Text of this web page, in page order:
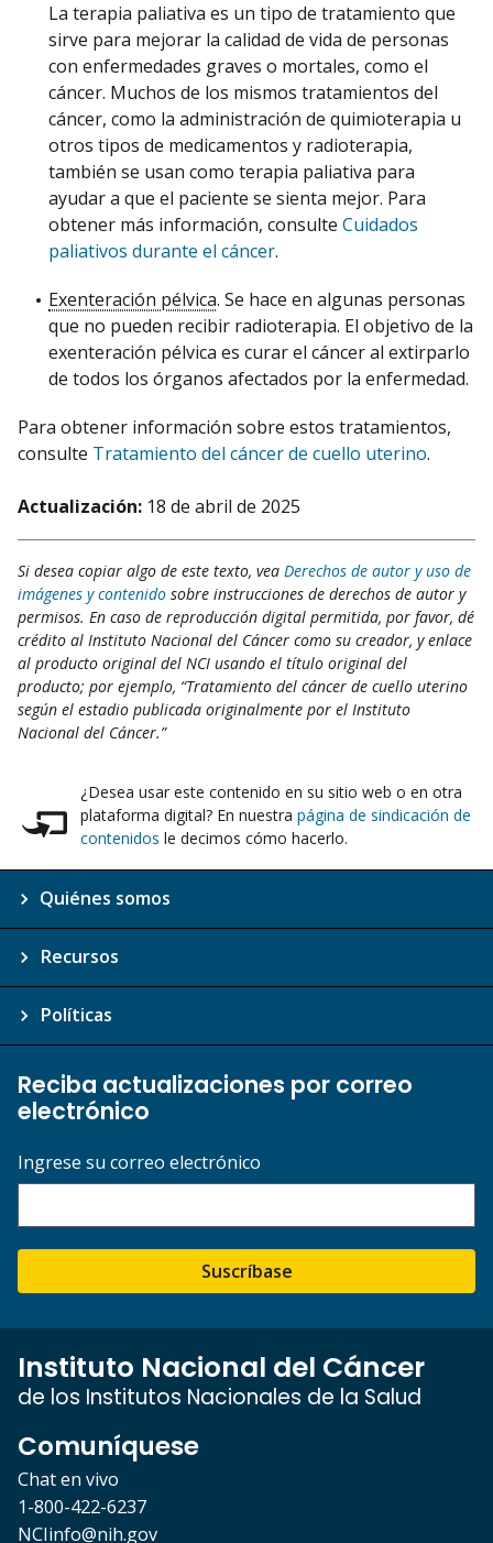
La terapia paliativa es un tipo de tratamiento que
sirve para mejorar la calidad de vida de personas
con enfermedades graves o mortales, como el
cáncer. Muchos de los mismos tratamientos del
cáncer, como la administración de quimioterapia u
otros tipos de medicamentos y radioterapia,
también se usan como terapia paliativa para
ayudar a que el paciente se sienta mejor. Para
obtener más información, consulte Cuidados
paliativos durante el cáncer.
Exenteración pélvica. Se hace en algunas personas
que no pueden recibir radioterapia. El objetivo de la
exenteración pélvica es curar el cáncer al extirparlo
de todos los órganos afectados por la enfermedad.
Para obtener información sobre estos tratamientos,
consulte Tratamiento del cáncer de cuello uterino.
Actualización: 18 de abril de 2025
Si desea copiar algo de este texto, vea Derechos de autor y uso de
imágenes y contenido sobre instrucciones de derechos de autor y
permisos. En caso de reproducción digital permitida, por favor, dé
crédito al Instituto Nacional del Cáncer como su creador, y enlace
al producto original del NCI usando el título original del
producto; por ejemplo, “Tratamiento del cáncer de cuello uterino
según el estadio publicada originalmente por el Instituto
Nacional del Cáncer.”
¿Desea usar este contenido en su sitio web o en otra
plataforma digital? En nuestra página de sindicación de
contenidos le decimos cómo hacerlo.
Quiénes somos
Recursos
Políticas
Reciba actualizaciones por correo
electrónico
Ingrese su correo electrónico
Suscríbase
Instituto Nacional del Cáncer
de los Institutos Nacionales de la Salud
Comuníquese
Chat en vivo
1-800-422-6237
NCIinfo@nih.gov